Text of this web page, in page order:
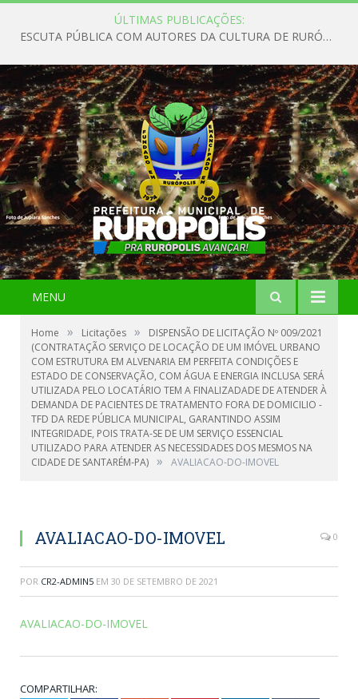
ÚLTIMAS PUBLICAÇÕES:
ESCUTA PÚBLICA COM AUTORES DA CULTURA DE RURÓPOLIS
MENU
Home » Licitações »
DISPENSÃO DE LICITAÇÃO Nº 009/2021
(CONTRATAÇÃO SERVIÇO DE LOCAÇÃO DE UM IMÓVEL URBANO
COM ESTRUTURA EM ALVENARIA EM PERFEITA CONDIÇÕES E
ESTADO DE CONSERVAÇÃO, COM ÁGUA E ENERGIA INCLUSA SERÁ
UTILIZADA PELO LOCATÁRIO TEM A FINALIZADADE DE ATENDER À
DEMANDA DE PACIENTES DE TRATAMENTO FORA DE DOMICILIO -
TFD DA REDE PÚBLICA MUNICIPAL, GARANTINDO ASSIM
INTEGRIDADE, POIS TRATA-SE DE UM SERVIÇO ESSENCIAL
UTILIZADO PARA ATENDER AS NECESSIDADES DOS MESMOS NA
CIDADE DE SANTARÉM-PA) » AVALIACAO-DO-IMOVEL
AVALIACAO-DO-IMOVEL 0
POR CR2-ADMIN5 EM 30 DE SETEMBRO DE 2021
AVALIACAO-DO-IMOVEL
COMPARTILHAR: